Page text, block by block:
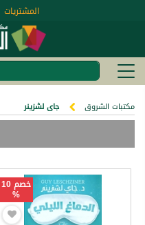
المشتريات
مكتبات الشروق جاى لشزينر
خصم 10
%